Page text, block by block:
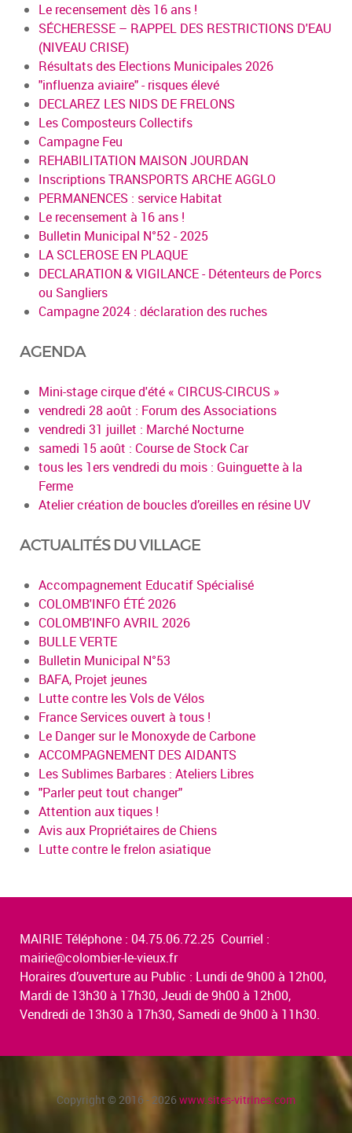
Le recensement dès 16 ans !
SÉCHERESSE – RAPPEL DES RESTRICTIONS D'EAU
(NIVEAU CRISE)
Résultats des Elections Municipales 2026
"influenza aviaire" - risques élevé
DECLAREZ LES NIDS DE FRELONS
Les Composteurs Collectifs
Campagne Feu
REHABILITATION MAISON JOURDAN
Inscriptions TRANSPORTS ARCHE AGGLO
PERMANENCES : service Habitat
Le recensement à 16 ans !
Bulletin Municipal N°52 - 2025
LA SCLEROSE EN PLAQUE
DECLARATION & VIGILANCE - Détenteurs de Porcs
ou Sangliers
Campagne 2024 : déclaration des ruches
AGENDA
Mini-stage cirque d'été « CIRCUS-CIRCUS »
vendredi 28 août : Forum des Associations
vendredi 31 juillet : Marché Nocturne
samedi 15 août : Course de Stock Car
tous les 1ers vendredi du mois : Guinguette à la
Ferme
Atelier création de boucles d’oreilles en résine UV
ACTUALITÉS DU VILLAGE
Accompagnement Educatif Spécialisé
COLOMB'INFO ÉTÉ 2026
COLOMB'INFO AVRIL 2026
BULLE VERTE
Bulletin Municipal N°53
BAFA, Projet jeunes
Lutte contre les Vols de Vélos
France Services ouvert à tous !
Le Danger sur le Monoxyde de Carbone
ACCOMPAGNEMENT DES AIDANTS
Les Sublimes Barbares : Ateliers Libres
"Parler peut tout changer"
Attention aux tiques !
Avis aux Propriétaires de Chiens
Lutte contre le frelon asiatique
MAIRIE Téléphone : 04.75.06.72.25 Courriel :
mairie@colombier-le-vieux.fr
Horaires d’ouverture au Public : Lundi de 9h00 à 12h00,
Mardi de 13h30 à 17h30, Jeudi de 9h00 à 12h00,
Vendredi de 13h30 à 17h30, Samedi de 9h00 à 11h30.
Copyright © 2016 - 2026www.sites-vitrines.com